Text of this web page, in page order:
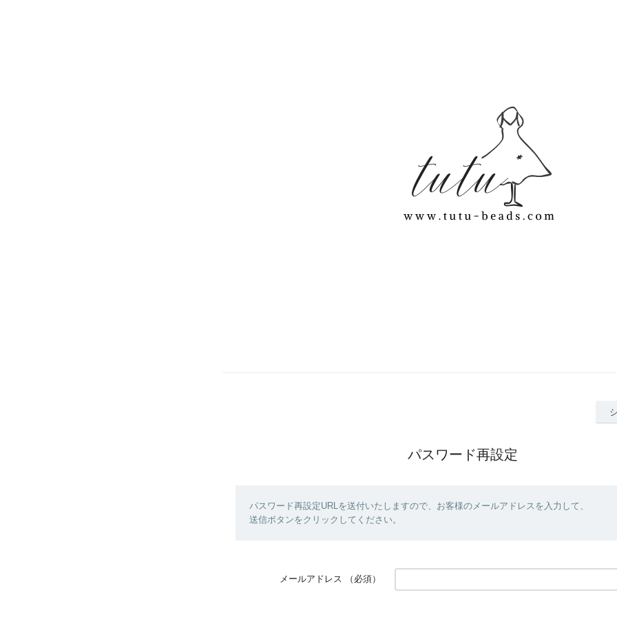
パスワード再設定
パスワード再設定URLを送付いたしますので、お客様のメールアドレスを入力して、
送信ボタンをクリックしてください。
メールアドレス （必須）